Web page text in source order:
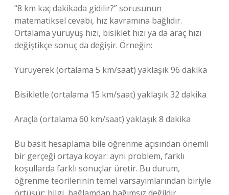
“8 km kaç dakikada gidilir?” sorusunun
matematiksel cevabı, hız kavramına bağlıdır.
Ortalama yürüyüş hızı, bisiklet hızı ya da araç hızı
değiştikçe sonuç da değişir. Örneğin:
Yürüyerek (ortalama 5 km/saat) yaklaşık 96 dakika
Bisikletle (ortalama 15 km/saat) yaklaşık 32 dakika
Araçla (ortalama 60 km/saat) yaklaşık 8 dakika
Bu basit hesaplama bile öğrenme açısından önemli
bir gerçeği ortaya koyar: aynı problem, farklı
koşullarda farklı sonuçlar üretir. Bu durum,
öğrenme teorilerinin temel varsayımlarından biriyle